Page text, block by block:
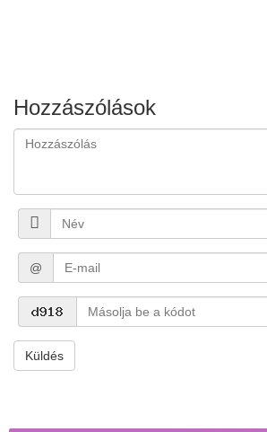
Hozzászólások
@
Küldés